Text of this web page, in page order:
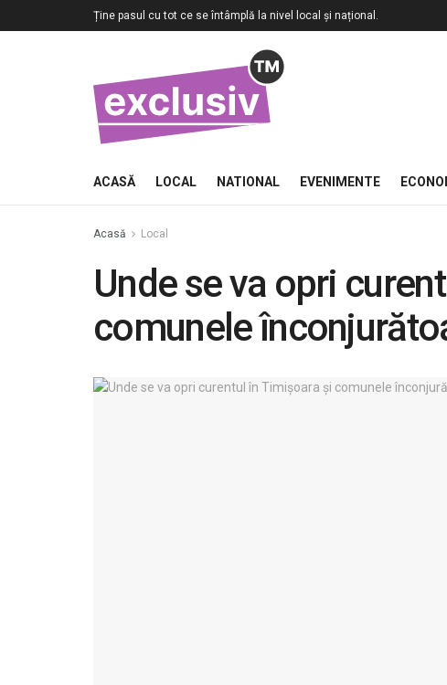
Ține pasul cu tot ce se întâmplă la nivel local și național.
ACASĂ LOCAL NATIONAL EVENIMENTE
Acasă Local
Unde se va opri
comunele